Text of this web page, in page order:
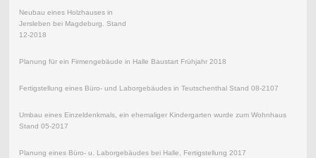
Neubau eines Holzhauses in
Jersleben bei Magdeburg. Stand
12-2018
Planung für ein Firmengebäude in Halle Baustart Frühjahr 2018
Fertigstellung eines Büro- und Laborgebäudes in Teutschenthal Stand 08-2107
Umbau eines Einzeldenkmals, ein ehemaliger Kindergarten wurde zum Wohnhaus
Stand 05-2017
Planung eines Büro- u. Laborgebäudes bei Halle, Fertigstellung 2017